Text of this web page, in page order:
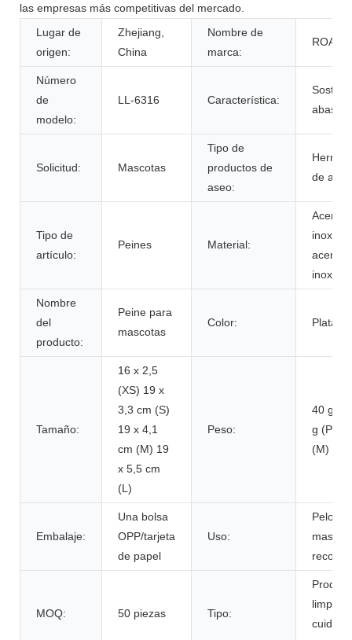
las empresas más competitivas del mercado.
Lugar de
origen:
Zhejiang,
China
Nombre de
marca:
Número
de
modelo:
LL-6316 Característica:
Solicitud: Mascotas
Tipo de
productos de
aseo:
de aseo
Tipo de
artículo:
Peines Material:
Acero
acero
Nombre
del
producto:
Peine para
mascotas
Color: Plata
Tamaño:
16 x 2,5
(XS) 19 x
3,3 cm (S)
19 x 4,1
cm (M) 19
x 5,5 cm
(L)
Peso:
40 g
g (P)
(M) 79
Embalaje:
Una bolsa
OPP/tarjeta
de papel
Uso:
Pelo de
MOQ: 50 piezas Tipo: